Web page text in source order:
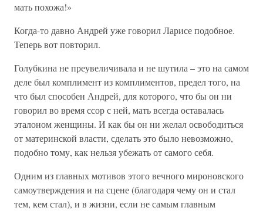
мать похожа!»
Когда-то давно Андрей уже говорил Ларисе подобное.
Теперь вот повторил.
Голубкина не преувеличивала и не шутила – это на самом
деле был комплимент из комплиментов, предел того, на
что был способен Андрей, для которого, что бы он ни
говорил во время ссор с ней, мать всегда оставалась
эталоном женщины. И как бы он ни желал освободиться
от материнской власти, сделать это было невозможно,
подобно тому, как нельзя убежать от самого себя.
Одним из главных мотивов этого вечного мироновского
самоутверждения и на сцене (благодаря чему он и стал
тем, кем стал), и в жизни, если не самым главным